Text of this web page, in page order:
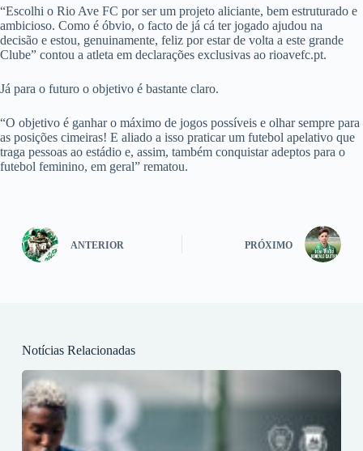
“Escolhi o Rio Ave FC por ser um projeto aliciante, bem estruturado e
ambicioso. Como é óbvio, o facto de já cá ter jogado ajudou na
decisão e estou, genuinamente, feliz por estar de volta a este grande
Clube” contou a atleta em declarações exclusivas ao rioavefc.pt.
Já para o futuro o objetivo é bastante claro.
“O objetivo é ganhar o máximo de jogos possíveis e olhar sempre para
as posições cimeiras! E aliado a isso praticar um futebol apelativo que
traga pessoas ao estádio e, assim, também conquistar adeptos para o
futebol feminino, em geral” rematou.
ANTERIOR PRÓXIMO
Notícias Relacionadas